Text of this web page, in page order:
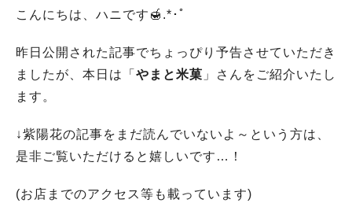
こんにちは、ハニです🍯.*･ﾟ
昨日公開された記事でちょっぴり予告させていただき
ましたが、本日は「 やまと米菓 」さんをご紹介いたし
ます。
↓紫陽花の記事をまだ読んでいないよ～という方は、
是非ご覧いただけると嬉しいです…！
(お店までのアクセス等も載っています)